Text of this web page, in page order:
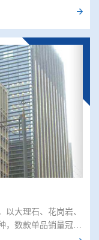
以大理石、花岗岩、
，数款单品销量冠军